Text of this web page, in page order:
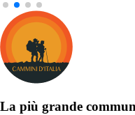
La più grande